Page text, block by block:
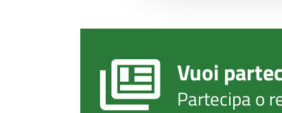
Vuoi
Partecipa o